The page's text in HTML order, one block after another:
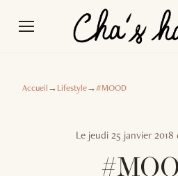
Accueil→Lifestyle→#MOOD
Le jeudi 25 janvier 2018